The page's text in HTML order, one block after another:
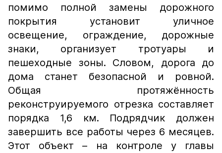
помимо полной замены дорожного
покрытия установит уличное
освещение, ограждение, дорожные
знаки, организует тротуары и
пешеходные зоны. Словом, дорога до
дома станет безопасной и ровной.
Общая протяжённость
реконструируемого отрезка составляет
порядка 1,6 км. Подрядчик должен
завершить все работы через 6 месяцев.
Этот объект – на контроле у главы